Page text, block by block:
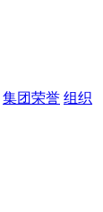
集团荣誉 组织